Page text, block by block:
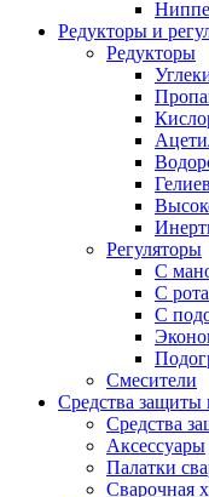
Редукторы и
Редукторы
Регуляторы
С
С
С
Смесители
Средства защиты
Средства
Аксессуары
Палатки
Сварочная